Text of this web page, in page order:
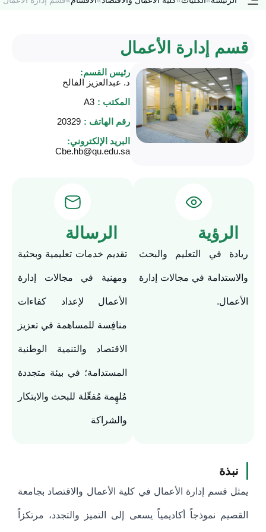
قسم إدارة الأعمال
رئيس القسم:
د. عبدالعزيز الفالح
المكتب : A3
رقم الهاتف : 20329
البريد الإلكتروني:
Cbe.hb@qu.edu.sa
الرؤية
ريادة في التعليم والبحث
والاستدامة في مجالات إدارة
الأعمال.
الرسالة
تقديم خدمات تعليمية وبحثية
ومهنية في مجالات إدارة
الأعمال لإعداد كفاءات
منافِسة للمساهمة في تعزيز
الاقتصاد والتنمية الوطنية
المستدامة؛ في بيئة متجددة
مُلهِمة مُفعِّلة للبحث والابتكار
والشراكة
نبذة
يمثل قسم إدارة الأعمال في كلية الأعمال والاقتصاد بجامعة
القصيم نموذجاً أكاديمياً يسعى إلى التميز والتجدد، مرتكزاً